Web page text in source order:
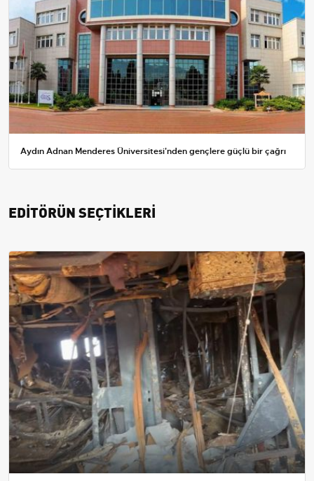
Aydın Adnan Menderes Üniversitesi'nden gençlere güçlü bir çağrı
EDİTÖRÜN SEÇTİKLERİ